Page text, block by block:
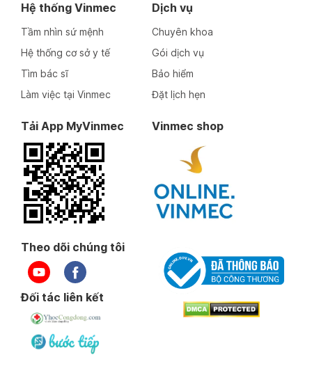
Hệ thống Vinmec
Tầm nhìn sứ mệnh
Hệ thống cơ sở y tế
Tìm bác sĩ
Làm việc tại Vinmec
Dịch vụ
Chuyên khoa
Gói dịch vụ
Bảo hiểm
Đặt lịch hẹn
Tải App MyVinmec Vinmec shop
Theo dõi chúng tôi
Đối tác liên kết